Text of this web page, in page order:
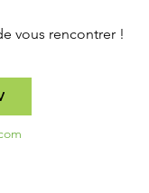
vous rencontrer !